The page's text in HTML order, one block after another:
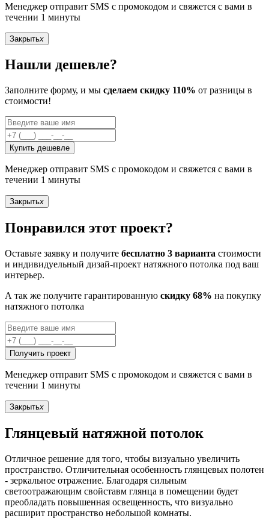
Менеджер отправит SMS с промокодом и свяжется с вами в
течении 1 минуты
Закрытьx
Нашли дешевле?
Заполните форму, и мы сделаем скидку 110% от разницы в
стоимости!
Купить дешевле
Менеджер отправит SMS с промокодом и свяжется с вами в
течении 1 минуты
Закрытьx
Понравился этот проект?
Оставьте заявку и получите бесплатно 3 варианта стоимости
и индивидуельный дизай-проект натяжного потолка под ваш
интерьер.
А так же получите гарантированную скидку 68% на покупку
натяжного потолка
Получить проект
Менеджер отправит SMS с промокодом и свяжется с вами в
течении 1 минуты
Закрытьx
Глянцевый натяжной потолок
Отличное решение для того, чтобы визуально увеличить
пространство. Отличительная особенность глянцевых полотен
- зеркальное отражение. Благодаря сильным
светоотражающим свойставм глянца в помещении будет
преобладать повышенная освещенность, что визуально
расширит пространство небольшой комнаты.